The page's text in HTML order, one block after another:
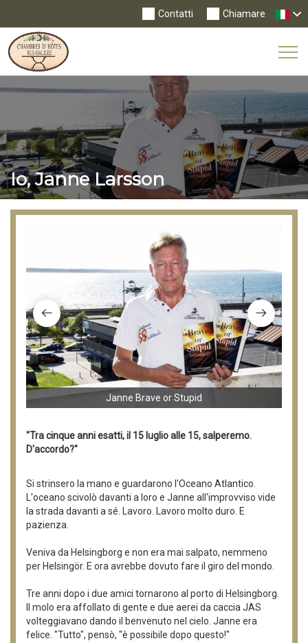
Chiamare
Contatti
Io, Janne Larsson
Janne Brave or Stupid
"Tra cinque anni esatti, il 15 luglio alle 15, salperemo.
D'accordo?"
Si strinsero la mano e guardarono l'Oceano Atlantico.
L'oceano scivolò davanti a loro e Janne all'improvviso vide
la strada davanti a sé. Lavoro. Lavoro molto duro. E
pazienza.
Veniva da Helsingborg e non era mai salpato, nemmeno
per Helsingör. E ora avrebbe dovuto fare il giro del mondo.
Tre anni dopo i due amici tornarono al porto di Helsingborg.
Il molo era affollato di gente e due aerei da caccia JAS
volteggiavano dando il benvenuto nel cielo. Janne era
felice. "Tutto", pensò, "è possibile dopo questo!"